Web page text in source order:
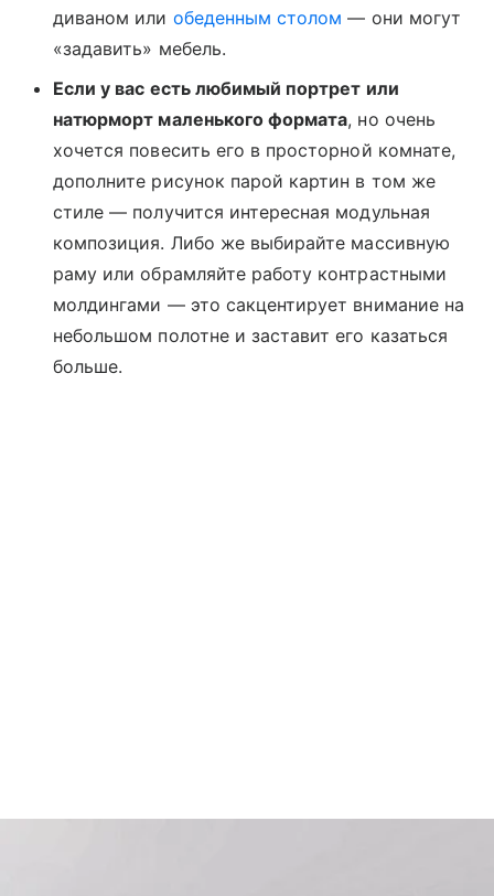
диваном или обеденным столом — они могут
«задавить» мебель.
Если у вас есть любимый портрет или
натюрморт маленького формата, но очень
хочется повесить его в просторной комнате,
дополните рисунок парой картин в том же
стиле — получится интересная модульная
композиция. Либо же выбирайте массивную
раму или обрамляйте работу контрастными
молдингами — это сакцентирует внимание на
небольшом полотне и заставит его казаться
больше.